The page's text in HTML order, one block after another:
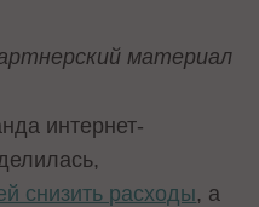
материал
интернет-
снизить расходы, а